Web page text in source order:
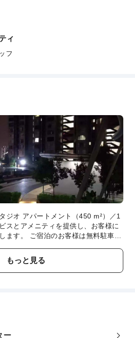
ィ
フ
ジオ アパートメント（450 m²）／1
スとアメニティを提供し、お客様に
ます。 ご宿泊のお客様は無料駐車場
バスルームでは、快適なご滞在をサ
サービスを備えた客室をご用意して
エアコンやリネンのサービスが備わ
せてくれます。 客室のバスルームに
ィが備え付けられており、快適な滞
スルームにある数々のアクティビテ
もっと見る
ー